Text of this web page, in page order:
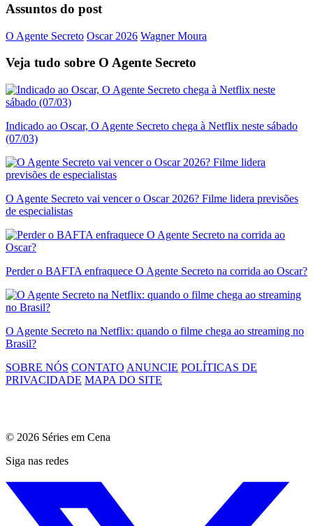
Assuntos do post
O Agente Secreto Oscar 2026 Wagner Moura
Veja tudo sobre O Agente Secreto
Indicado ao Oscar, O Agente Secreto chega à Netflix neste sábado
(07/03)
O Agente Secreto vai vencer o Oscar 2026? Filme lidera previsões
de especialistas
Perder o BAFTA enfraquece O Agente Secreto na corrida ao Oscar?
O Agente Secreto na Netflix: quando o filme chega ao streaming no
Brasil?
SOBRE NÓS CONTATO ANUNCIE POLÍTICAS DE
PRIVACIDADE MAPA DO SITE
© 2026 Séries em Cena
Siga nas redes